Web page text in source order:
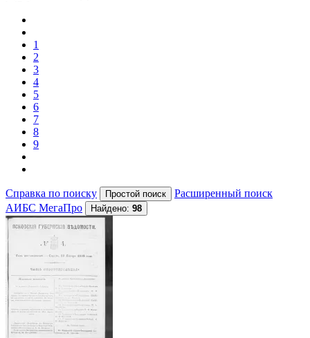
1
2
3
4
5
6
7
8
9
Справка по поиску
Расширенный поиск
АИБС МегаПро
Найдено: 98